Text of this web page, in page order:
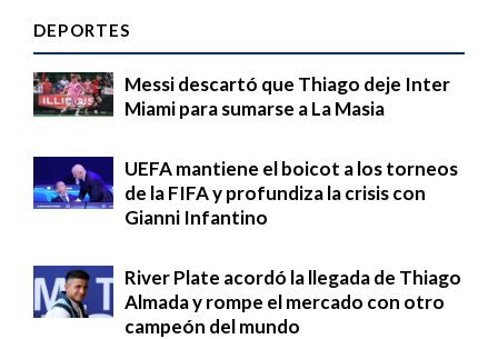
DEPORTES
Messi descartó que Thiago deje Inter
Miami para sumarse a La Masia
UEFA mantiene el boicot a los torneos
de la FIFA y profundiza la crisis con
Gianni Infantino
River Plate acordó la llegada de Thiago
Almada y rompe el mercado con otro
campeón del mundo